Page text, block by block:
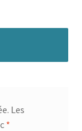
Les
*